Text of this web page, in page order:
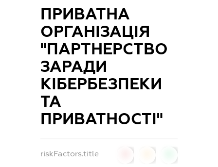
ПРИВАТНА
ОРГАНІЗАЦІЯ
"ПАРТНЕРСТВО
ЗАРАДИ
КІБЕРБЕЗПЕКИ
ТА
ПРИВАТНОСТІ"
riskFactors.title